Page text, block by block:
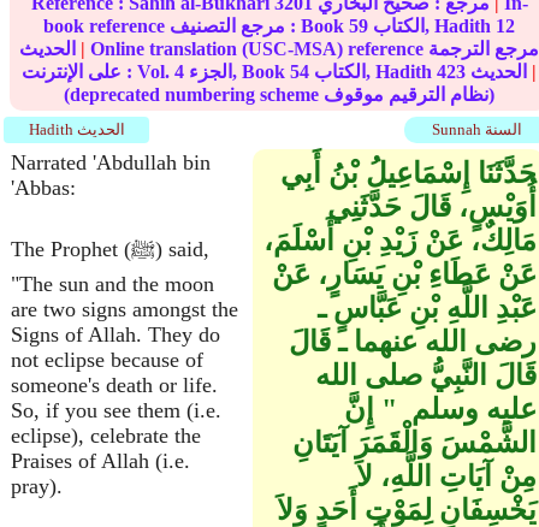
book reference مرجع التصنيف : Book 59 الكتاب, Hadith 12
| Online translation (USC-MSA) reference مرجع الترجمة
على الإنترنت : Vol. 4 الجزء, Book 54 الكتاب, Hadith 423
|
(deprecated numbering scheme نظام الترقيم موقوف)
Sunnah السنة Hadith الحديث
Narrated 'Abdullah bin
'Abbas:
The Prophet (ﷺ) said,
"The sun and the moon
are two signs amongst the
Signs of Allah. They do
not eclipse because of
someone's death or life.
So, if you see them (i.e.
eclipse), celebrate the
Praises of Allah (i.e.
pray).
حَدَّثَنَا إِسْمَاعِيلُ بْنُ أَبِي
أُوَيْسٍ، قَالَ حَدَّثَنِي
مَالِكٌ، عَنْ زَيْدِ بْنِ أَسْلَمَ،
عَنْ عَطَاءِ بْنِ يَسَارٍ، عَنْ
عَبْدِ اللَّهِ بْنِ عَبَّاسٍ ـ
رضى الله عنهما ـ قَالَ
قَالَ النَّبِيُّ صلى الله
عليه وسلم ‏ "‏ إِنَّ
الشَّمْسَ وَالْقَمَرَ آيَتَانِ
مِنْ آيَاتِ اللَّهِ، لاَ
يَخْسِفَانِ لِمَوْتِ أَحَدٍ وَلاَ